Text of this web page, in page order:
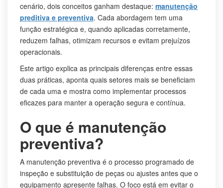
cenário, dois conceitos ganham destaque: manutenção
preditiva e preventiva. Cada abordagem tem uma
função estratégica e, quando aplicadas corretamente,
reduzem falhas, otimizam recursos e evitam prejuízos
operacionais.
Este artigo explica as principais diferenças entre essas
duas práticas, aponta quais setores mais se beneficiam
de cada uma e mostra como implementar processos
eficazes para manter a operação segura e contínua.
O que é manutenção
preventiva?
A manutenção preventiva é o processo programado de
inspeção e substituição de peças ou ajustes antes que o
equipamento apresente falhas. O foco está em evitar o